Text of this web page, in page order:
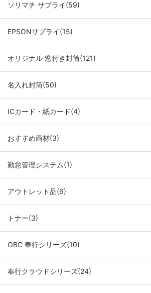
ソリマチ サプライ(59)
EPSONサプライ(15)
オリジナル 窓付き封筒(121)
名入れ封筒(50)
ICカード・紙カード(4)
おすすめ商材(3)
勤怠管理システム(1)
アウトレット品(6)
トナー(3)
OBC 奉行シリーズ(10)
奉行クラウドシリーズ(24)